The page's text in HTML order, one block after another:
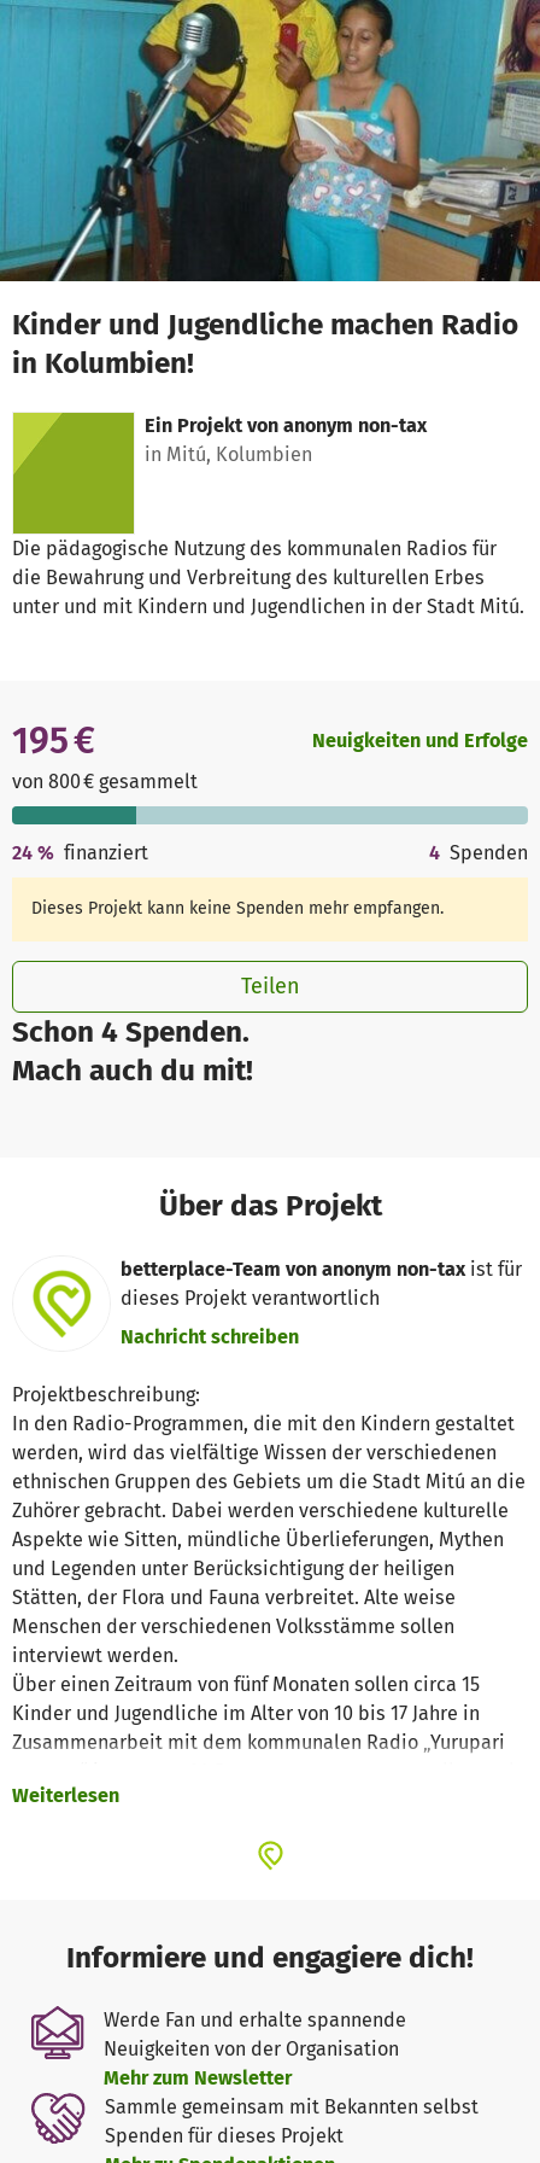
Zum Hauptinhalt springen
Erklärung zur Barrierefreiheit anzeigen
Kinder und Jugendliche machen Radio
in Kolumbien!
Ein Projekt von anonym non-tax
in Mitú, Kolumbien
Die pädagogische Nutzung des kommunalen Radios für
die Bewahrung und Verbreitung des kulturellen Erbes
unter und mit Kindern und Jugendlichen in der Stadt Mitú.
Schon 4 Spenden.
Mach auch du mit!
195 €
von 800 € gesammelt
Neuigkeiten und Erfolge
24 % finanziert 4 Spenden
Dieses Projekt kann keine Spenden mehr empfangen.
Teilen
Über das Projekt
betterplace-Team von anonym non-tax ist für
dieses Projekt verantwortlich
Nachricht schreiben
Projektbeschreibung:
In den Radio-Programmen, die mit den Kindern gestaltet
werden, wird das vielfältige Wissen der verschiedenen
ethnischen Gruppen des Gebiets um die Stadt Mitú an die
Zuhörer gebracht. Dabei werden verschiedene kulturelle
Aspekte wie Sitten, mündliche Überlieferungen, Mythen
und Legenden unter Berücksichtigung der heiligen
Stätten, der Flora und Fauna verbreitet. Alte weise
Menschen der verschiedenen Volksstämme sollen
interviewt werden.
Über einen Zeitraum von fünf Monaten sollen circa 15
Kinder und Jugendliche im Alter von 10 bis 17 Jahre in
Zusammenarbeit mit dem kommunalen Radio „Yurupari
ausstrahlen. Dabei werden sie zuerst eine kurze
erhalten, damit sie anschließend aktiv mitarbeiten
Erstellung der konkreten Sendung und Hilfe bei der
Ausstrahlung. Soweit möglich, sollen die Teilnehmer auch
direkt kulturellen Veranstaltungen beiwohnen und diese
aufzeichnen.
Indirekt begünstigt wären außerdem die 14.382 Einwohner
des Stadtgebiets Mitú.
Begründung:
Die historisch bedingte Unterdrückung der reichhaltigen
Weiterlesen
Informiere und engagiere dich!
Werde Fan und erhalte spannende
Neuigkeiten von der Organisation
Mehr zum Newsletter
Sammle gemeinsam mit Bekannten selbst
Spenden für dieses Projekt